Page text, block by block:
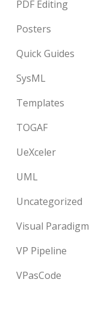
PDF Editing
Posters
Quick Guides
SysML
Templates
TOGAF
UeXceler
UML
Uncategorized
Visual Paradigm
VP Pipeline
VPasCode